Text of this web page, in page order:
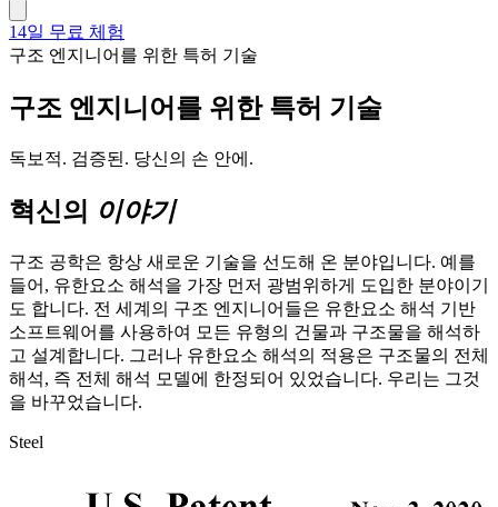
14일 무료 체험
구조 엔지니어를 위한 특허 기술
구조 엔지니어를 위한 특허 기술
독보적. 검증된. 당신의 손 안에.
혁신의 이야기
구조 공학은 항상 새로운 기술을 선도해 온 분야입니다. 예를
들어, 유한요소 해석을 가장 먼저 광범위하게 도입한 분야이기
도 합니다. 전 세계의 구조 엔지니어들은 유한요소 해석 기반
소프트웨어를 사용하여 모든 유형의 건물과 구조물을 해석하
고 설계합니다. 그러나 유한요소 해석의 적용은 구조물의 전체
해석, 즉 전체 해석 모델에 한정되어 있었습니다. 우리는 그것
을 바꾸었습니다.
Steel